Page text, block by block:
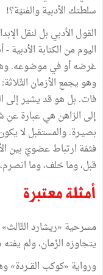
سلطتك الأدبيةوالفنيّة؟!
القول الأدبي بل لنقل
اليوممن الكتابة الأدبية-
غرضهأوفيموضوعه.
وهويجمع الأزمان الثّلاثة:
فات. بل هوقديشيرإلى
إلى الرّاهن هيعبارةعن
بصيـرة.والمستقبل لا
فثمّة ارتباطعضويّ بين
قبل،وماخلف،وما انصرم،
أمثلة معتبرة
مسرحية «ريشاردالثّالث»
يتجاوزه الزّمان،ولم يفته
ورواية «كوكب القــردة»